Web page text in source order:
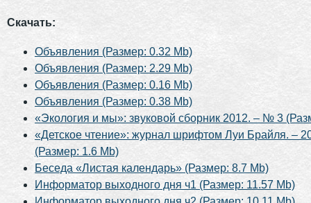
Скачать:
Объявления (Размер: 0.32 Mb)
Объявления (Размер: 2.29 Mb)
Объявления (Размер: 0.16 Mb)
Объявления (Размер: 0.38 Mb)
«Экология и мы»: звуковой сборник 2012. – № 3
«Детское чтение»: журнал шрифтом Луи Брайля. –
(Размер: 1.6 Mb)
Беседа «Листая календарь» (Размер: 8.7 Mb)
Информатор выходного дня ч1 (Размер: 11.57 Mb)